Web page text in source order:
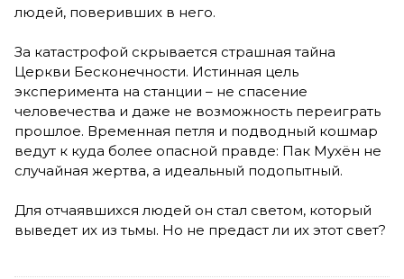
людей, поверивших в него.
За катастрофой скрывается страшная тайна
Церкви Бесконечности. Истинная цель
эксперимента на станции – не спасение
человечества и даже не возможность переиграть
прошлое. Временная петля и подводный кошмар
ведут к куда более опасной правде: Пак Мухён не
случайная жертва, а идеальный подопытный.
Для отчаявшихся людей он стал светом, который
выведет их из тьмы. Но не предаст ли их этот свет?